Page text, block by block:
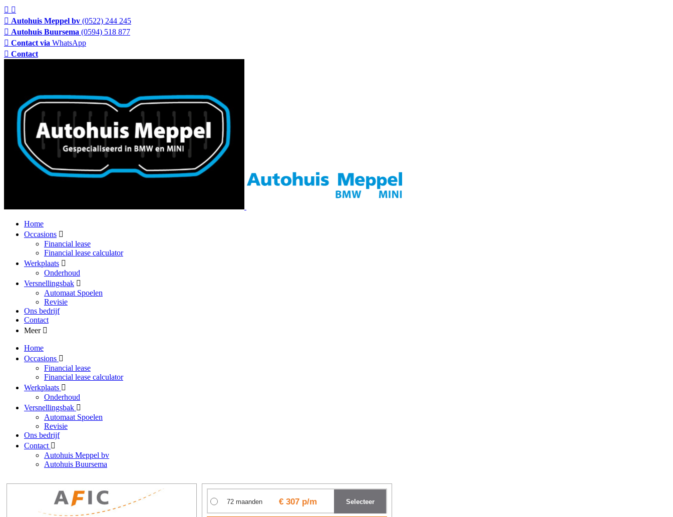
Autohuis Meppel bv (0522) 244 245
Autohuis Buursema (0594) 518 877
Contact via WhatsApp
Contact
Home
Occasions
Financial lease
Financial lease calculator
Werkplaats
Onderhoud
Versnellingsbak
Automaat Spoelen
Revisie
Ons bedrijf
Contact
Meer
Home
Occasions
Financial lease
Financial lease calculator
Werkplaats
Onderhoud
Versnellingsbak
Automaat Spoelen
Revisie
Ons bedrijf
Contact
Autohuis Meppel bv
Autohuis Buursema